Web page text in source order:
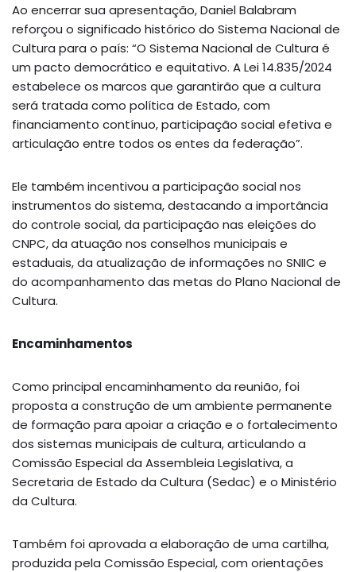
Ao encerrar sua apresentação, Daniel Balabram
reforçou o significado histórico do Sistema Nacional de
Cultura para o país: “O Sistema Nacional de Cultura é
um pacto democrático e equitativo. A Lei 14.835/2024
estabelece os marcos que garantirão que a cultura
será tratada como política de Estado, com
financiamento contínuo, participação social efetiva e
articulação entre todos os entes da federação”.
Ele também incentivou a participação social nos
instrumentos do sistema, destacando a importância
do controle social, da participação nas eleições do
CNPC, da atuação nos conselhos municipais e
estaduais, da atualização de informações no SNIIC e
do acompanhamento das metas do Plano Nacional de
Cultura.
Encaminhamentos
Como principal encaminhamento da reunião, foi
proposta a construção de um ambiente permanente
de formação para apoiar a criação e o fortalecimento
dos sistemas municipais de cultura, articulando a
Comissão Especial da Assembleia Legislativa, a
Secretaria de Estado da Cultura (Sedac) e o Ministério
da Cultura.
Também foi aprovada a elaboração de uma cartilha,
produzida pela Comissão Especial, com orientações